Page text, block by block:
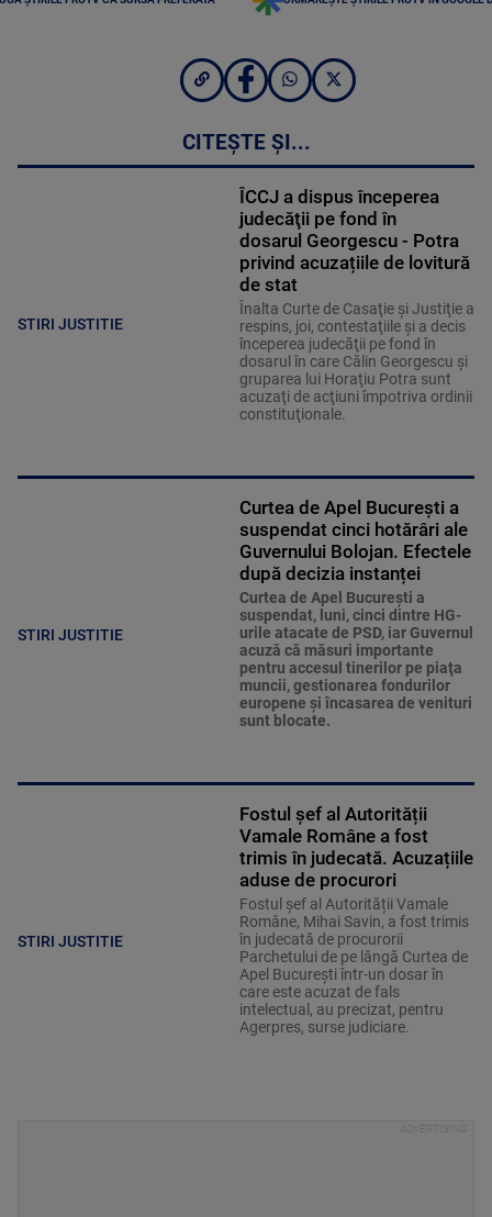
CITEȘTE ȘI...
STIRI JUSTITIE
ÎCCJ a dispus începerea
judecăţii pe fond în
dosarul Georgescu - Potra
privind acuzațiile de lovitură
de stat
Înalta Curte de Casaţie şi Justiţie a
respins, joi, contestaţiile şi a decis
începerea judecăţii pe fond în
dosarul în care Călin Georgescu şi
gruparea lui Horaţiu Potra sunt
acuzaţi de acţiuni împotriva ordinii
constituţionale.
STIRI JUSTITIE
Curtea de Apel București a
suspendat cinci hotărâri ale
Guvernului Bolojan. Efectele
după decizia instanței
Curtea de Apel Bucureşti a
suspendat, luni, cinci dintre HG-
urile atacate de PSD, iar Guvernul
acuză că măsuri importante
pentru accesul tinerilor pe piaţa
muncii, gestionarea fondurilor
europene şi încasarea de venituri
sunt blocate.
STIRI JUSTITIE
Fostul șef al Autorității
Vamale Române a fost
trimis în judecată. Acuzațiile
aduse de procurori
Fostul șef al Autorității Vamale
Române, Mihai Savin, a fost trimis
în judecată de procurorii
Parchetului de pe lângă Curtea de
Apel București într-un dosar în
care este acuzat de fals
intelectual, au precizat, pentru
Agerpres, surse judiciare.